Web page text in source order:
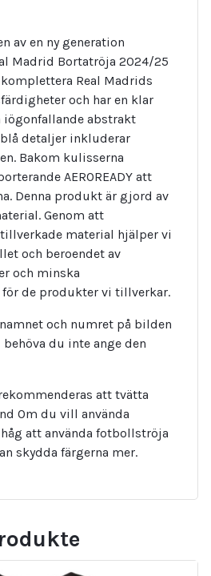
av en ny generation
Madrid Bortatröja 2024/25
Real Madrids
och har en klar
iögonfallande abstrakt
detaljer inkluderar
Bakom kulisserna
AEROREADY att
Denna produkt är gjord av
Genom att
material hjälper vi
och beroendet av
och minska
de produkter vi tillverkar.
och numret på bilden
du inte ange den
att tvätta
Om du vill använda
att använda fotbollströja
skydda färgerna mer.